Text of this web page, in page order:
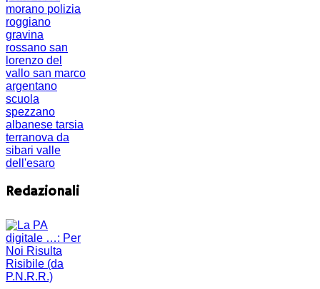
morano polizia
roggiano
gravina
rossano san
lorenzo del
vallo san marco
argentano
scuola
spezzano
albanese tarsia
terranova da
sibari valle
dell'esaro
Redazionali